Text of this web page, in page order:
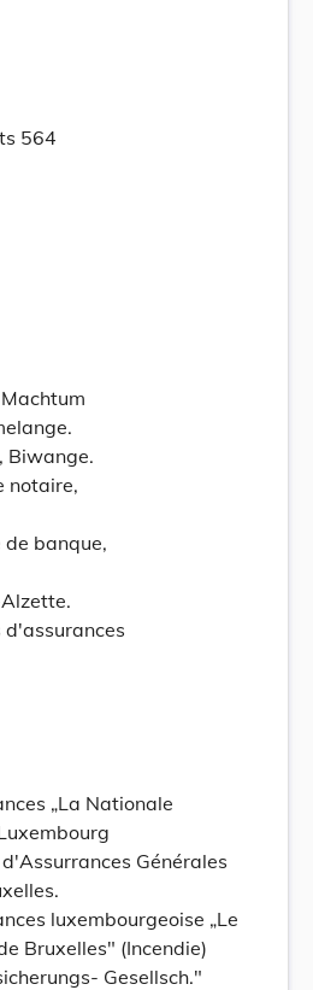
564
Biwange.
notaire,
de banque,
d'assurances
„La Nationale
Générales
luxembourgeoise „Le
Bruxelles" (Incendie)
Gesellsch."